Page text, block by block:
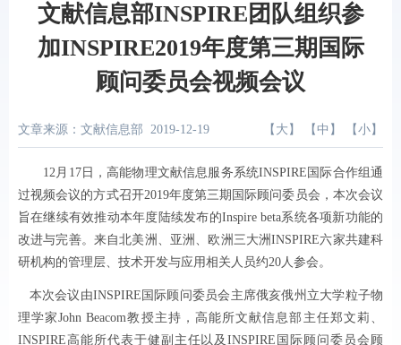
文献信息部INSPIRE团队组织参
加INSPIRE2019年度第三期国际
顾问委员会视频会议
文章来源：文献信息部 2019-12-19 【 大 】 【 中 】 【 小 】
12月 17日，高能物理文献信息服务系统INSPIRE 国际合作组通
过视频会议的方式召开2019年度第三期国际顾问委员会，本次会议
旨在继续有效推动本年度陆续发布的Inspire beta系统各项新功能的
改进与完善。来自北美洲、亚洲、欧洲三大洲INSPIRE六家共建科
研机构的管理层、技术开发与应用相关人员约20人参会。
本次会议由INSPIRE 国际顾问委员会主席俄亥俄州立大学粒子物
理学家John Beacom教授主持，高能所文献信息部主任郑文莉、
INSPIRE 高能所代表于健副主任以及INSPIRE 国际顾问委员会顾